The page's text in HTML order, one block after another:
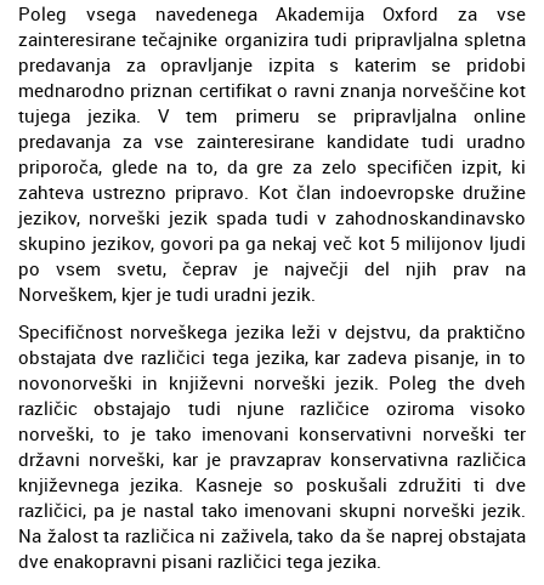
Poleg vsega navedenega Akademija Oxford za vse
zainteresirane tečajnike organizira tudi pripravljalna spletna
predavanja za opravljanje izpita s katerim se pridobi
mednarodno priznan certifikat o ravni znanja norveščine kot
tujega jezika. V tem primeru se pripravljalna online
predavanja za vse zainteresirane kandidate tudi uradno
priporoča, glede na to, da gre za zelo specifičen izpit, ki
zahteva ustrezno pripravo. Kot član indoevropske družine
jezikov, norveški jezik spada tudi v zahodnoskandinavsko
skupino jezikov, govori pa ga nekaj več kot 5 milijonov ljudi
po vsem svetu, čeprav je največji del njih prav na
Norveškem, kjer je tudi uradni jezik.
Specifičnost norveškega jezika leži v dejstvu, da praktično
obstajata dve različici tega jezika, kar zadeva pisanje, in to
novonorveški in književni norveški jezik. Poleg the dveh
različic obstajajo tudi njune različice oziroma visoko
norveški, to je tako imenovani konservativni norveški ter
državni norveški, kar je pravzaprav konservativna različica
književnega jezika. Kasneje so poskušali združiti ti dve
različici, pa je nastal tako imenovani skupni norveški jezik.
Na žalost ta različica ni zaživela, tako da še naprej obstajata
dve enakopravni pisani različici tega jezika.